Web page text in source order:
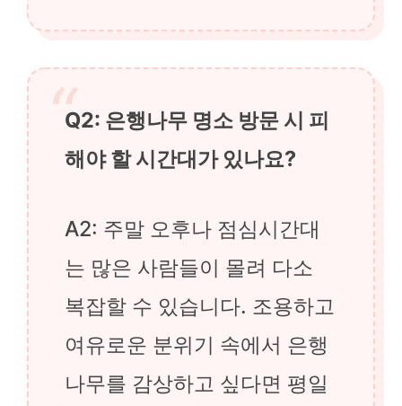
Q2: 은행나무 명소 방문 시 피
해야 할 시간대가 있나요?
A2: 주말 오후나 점심시간대
는 많은 사람들이 몰려 다소
복잡할 수 있습니다. 조용하고
여유로운 분위기 속에서 은행
나무를 감상하고 싶다면 평일